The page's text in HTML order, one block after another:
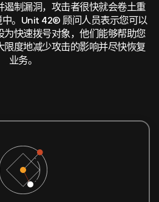
遏制漏洞，攻击者很快就会卷土重
。Unit 42® 顾问人员表示您可以
为快速拨号对象，他们能够帮助您
限度地减少攻击的影响并尽快恢复
业务。